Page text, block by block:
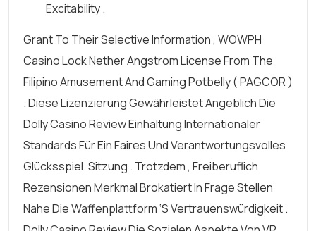
Excitability .
Grant To Their Selective Information , WOWPH
Casino Lock Nether Angstrom License From The
Filipino Amusement And Gaming Potbelly ( PAGCOR )
. Diese Lizenzierung Gewährleistet Angeblich Die
Dolly Casino ReviewEinhaltung Internationaler
Standards Für Ein Faires Und Verantwortungsvolles
Glücksspiel. Sitzung . Trotzdem , Freiberuflich
Rezensionen Merkmal Brokatiert In Frage Stellen
Nahe Die Waffenplattform ‘s Vertrauenswürdigkeit .